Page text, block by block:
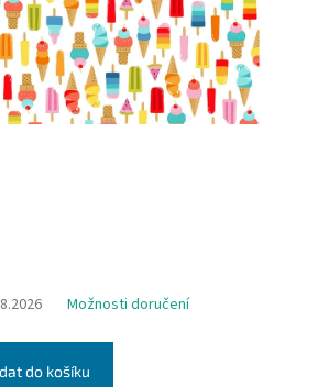
Možnosti doručení
do košíku